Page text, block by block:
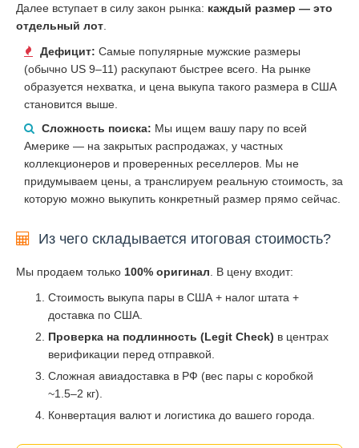
Далее вступает в силу закон рынка: каждый размер — это
отдельный лот
Дефицит: Самые популярные мужские размеры
(обычно US 9–11) раскупают быстрее всего. На рынке
образуется нехватка, и цена выкупа такого размера в США
становится выше.
Сложность поиска: Мы ищем вашу пару по всей
Америке — на закрытых распродажах, у частных
коллекционеров и проверенных реселлеров. Мы не
придумываем цены, а транслируем реальную стоимость, за
которую можно выкупить конкретный размер прямо сейчас.
Из чего складывается итоговая стоимость?
Мы продаем только 100% оригинал . В цену входит:
Стоимость выкупа пары в США + налог штата +
доставка по США.
Проверка на подлинность (Legit Check) в центрах
верификации перед отправкой.
Сложная авиадоставка в РФ (вес пары с коробкой
~1.5–2 кг).
Конвертация валют и логистика до вашего города.